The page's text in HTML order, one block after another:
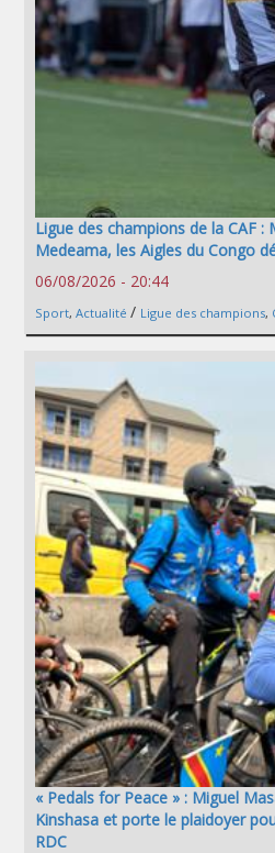
Ligue des champions de la CAF
Medeama, les Aigles du Congo
06/08/2026 - 20:44
Sport, Actualité / Ligue des champions,
« Pedals for Peace » : Miguel
Kinshasa et porte le plaidoyer
RDC